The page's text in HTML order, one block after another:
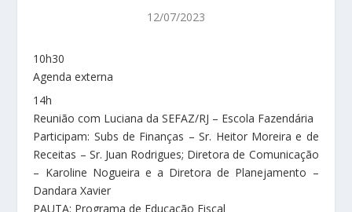
12/07/2023
10h30
Agenda externa
14h
Reunião com Luciana da SEFAZ/RJ – Escola Fazendária
Participam: Subs de Finanças – Sr. Heitor Moreira e de
Receitas – Sr. Juan Rodrigues; Diretora de Comunicação
– Karoline Nogueira e a Diretora de Planejamento –
Dandara Xavier
PAUTA: Programa de Educação Fiscal